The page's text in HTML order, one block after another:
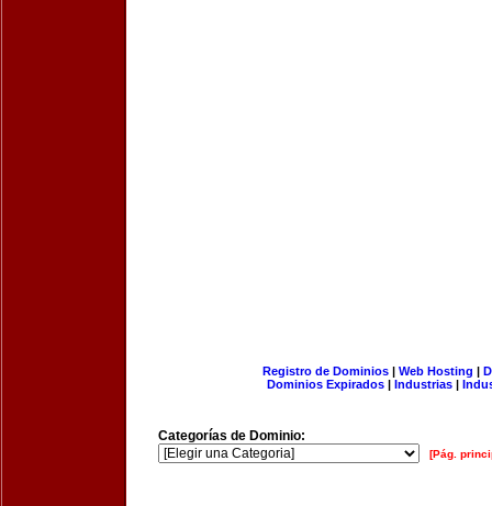
Registro de Dominios| Web Hosting |
Dominios Expirados | Industrias |
Categorías de Dominio:
[Pág.